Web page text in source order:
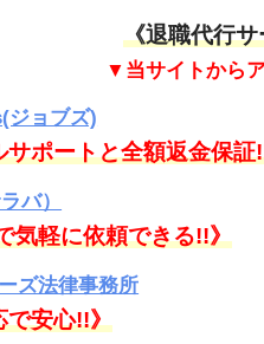
《退職代行
▼当サイトから
ジョブズ)
サポートと全額返金保証
バ）
気軽に依頼できる!!》
ズ法律事務所
で安心!!》